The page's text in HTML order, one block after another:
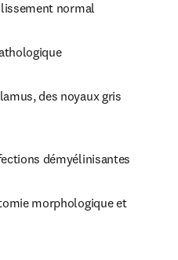
normal
des noyaux gris
démyélinisantes
morphologique et